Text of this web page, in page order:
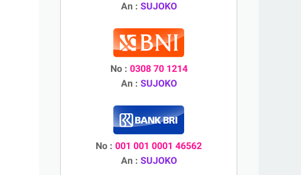
An : SUJOKO
No : 0308 70 1214
An : SUJOKO
No : 001 001 0001 46562
An : SUJOKO